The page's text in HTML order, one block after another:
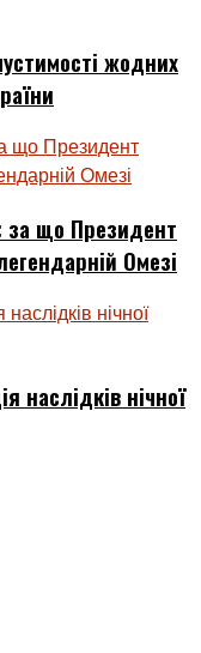
жодних
за що Президент
Омезі
наслідків нічної